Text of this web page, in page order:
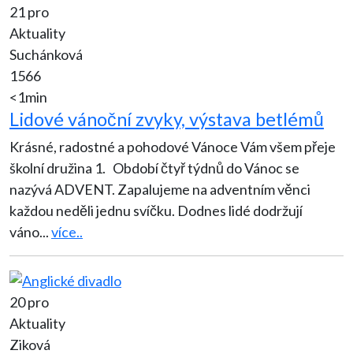
21 pro
Aktuality
Suchánková
1566
<1min
Lidové vánoční zvyky, výstava betlémů
Krásné, radostné a pohodové Vánoce Vám všem přeje
školní družina 1. Období čtyř týdnů do Vánoc se
nazývá ADVENT. Zapalujeme na adventním věnci
každou neděli jednu svíčku. Dodnes lidé dodržují
váno...více..
20 pro
Aktuality
Ziková